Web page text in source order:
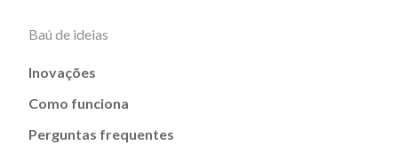
Baú de ideias
Inovações
Como funciona
Perguntas frequentes